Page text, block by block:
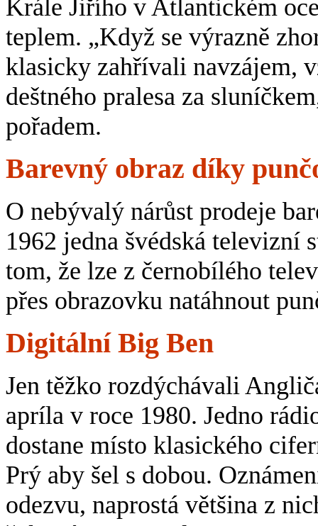
Krále Jiřího v Atlantickém
teplem. „Když se výrazně
klasicky zahřívali navzájem,
deštného pralesa za
pořadem.
Barevný obraz díky
O nebývalý nárůst prodeje
1962 jedna švédská televizní
tom, že lze z černobílého
přes obrazovku natáhnout
Digitální Big Ben
Jen těžko rozdýchávali
apríla v roce 1980. Jedno
dostane místo klasického
Prý aby šel s dobou.
odezvu, naprostá většina z